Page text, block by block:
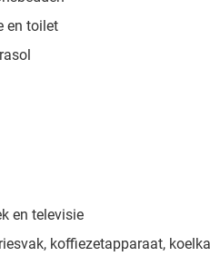
en toilet
en televisie
koffiezetapparaat,